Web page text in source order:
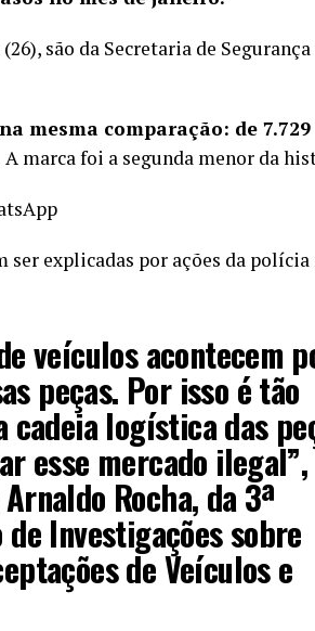
são da Secretaria de
mesma comparação: de
A marca foi a segunda menor da
ser explicadas por ações da
veículos acontecem
peças. Por isso é tão
logística das
esse mercado ilegal”,
Rocha, da 3ª
Investigações sobre
de Veículos e